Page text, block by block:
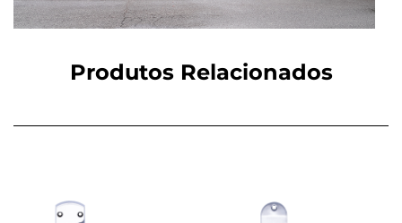
Produtos Relacionados